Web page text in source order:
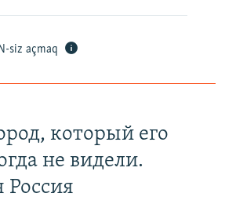
siz açmaq
который его
не видели.
Россия